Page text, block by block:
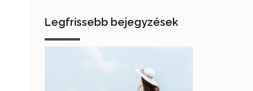
Legfrissebb bejegyzések